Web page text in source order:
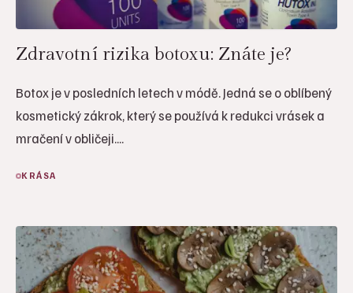
Zdravotní rizika botoxu: Znáte je?
Botox je v posledních letech v módě. Jedná se o oblíbený
kosmetický zákrok, který se používá k redukci vrásek a
mračení v obličeji....
KRÁSA